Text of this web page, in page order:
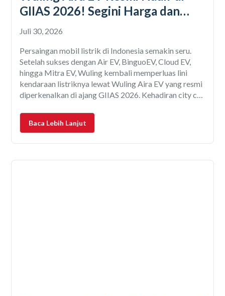
GIIAS 2026! Segini Harga dan
Spesifikasinya, Bikin Air EV Punya
Juli 30, 2026
Persaingan mobil listrik di Indonesia semakin seru.
Setelah sukses dengan Air EV, BinguoEV, Cloud EV,
hingga Mitra EV, Wuling kembali memperluas lini
kendaraan listriknya lewat Wuling Aira EV yang resmi
diperkenalkan di ajang GIIAS 2026. Kehadiran city car
paling menyita perhatian karena menawarkan konsep
mobil perkotaan yang
Baca Lebih Lanjut